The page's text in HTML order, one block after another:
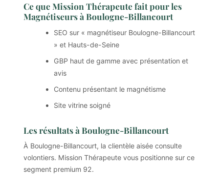
Ce que Mission Thérapeute fait pour les
Magnétiseurs à Boulogne-Billancourt
SEO sur « magnétiseur Boulogne-Billancourt
» et Hauts-de-Seine
GBP haut de gamme avec présentation et
avis
Contenu présentant le magnétisme
Site vitrine soigné
Les résultats à Boulogne-Billancourt
À Boulogne-Billancourt, la clientèle aisée consulte
volontiers. Mission Thérapeute vous positionne sur ce
segment premium 92.